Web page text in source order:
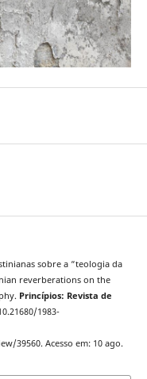
sobre a “teologia da
reverberations on the
Princípios: Revista de
1983-
39560. Acesso em: 10 ago.